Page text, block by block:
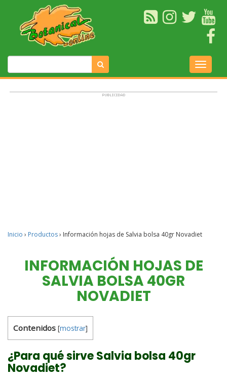
Inicio › Productos› Información hojas de Salvia bolsa 40gr Novadiet
INFORMACIÓN HOJAS DE
SALVIA BOLSA 40GR
NOVADIET
Contenidos [mostrar]
¿Para qué sirve Salvia bolsa 40gr
Novadiet?